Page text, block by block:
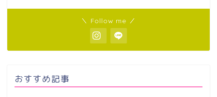
＼ Follow me ／
おすすめ記事